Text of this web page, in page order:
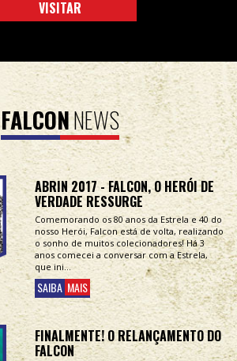
VISITAR
FALCONNEWS
ABRIN 2017 - FALCON, O HERÓI DE
VERDADE RESSURGE
Comemorando os 80 anos da Estrela e 40 do
nosso Herói, Falcon está de volta, realizando
o sonho de muitos colecionadores! Há 3
anos comecei a conversar com a Estrela,
que ini...
SAIBA MAIS
FINALMENTE! O RELANÇAMENTO DO
FALCON